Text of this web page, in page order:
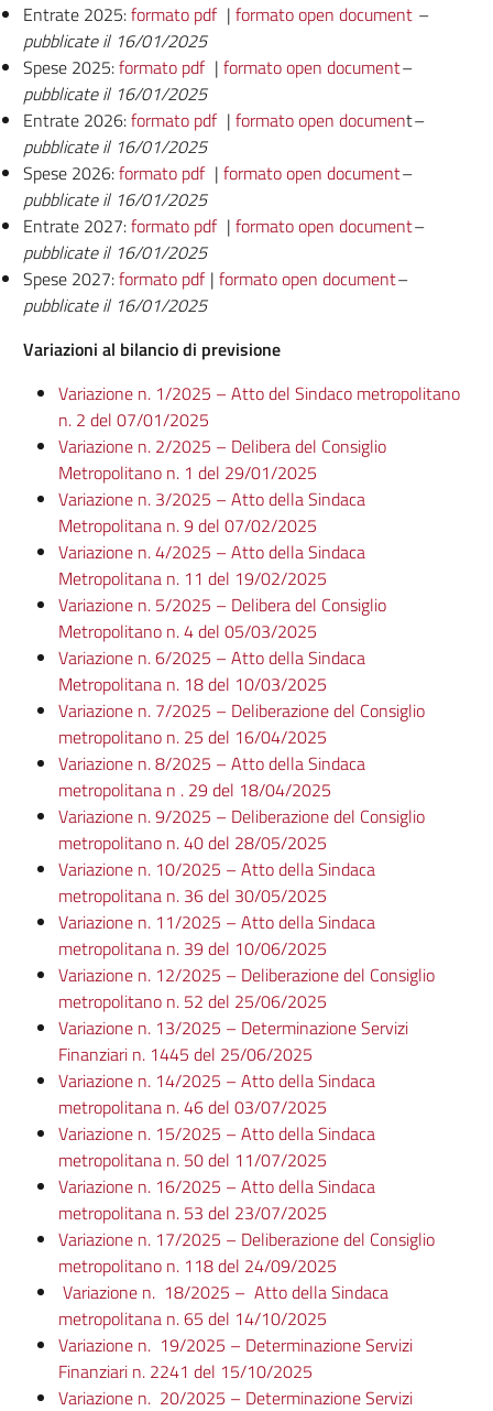
Entrate 2025:formato pdf | formato open document –
pubblicate il 16/01/2025
Spese 2025:formato pdf | formato open document–
pubblicate il 16/01/2025
Entrate 2026:formato pdf | formato open document–
pubblicate il 16/01/2025
Spese 2026:formato pdf | formato open document–
pubblicate il 16/01/2025
Entrate 2027:formato pdf | formato open document–
pubblicate il 16/01/2025
Spese 2027:formato pdf | formato open document–
pubblicate il 16/01/2025
Variazioni al bilancio di previsione
Variazione n. 1/2025 – Atto del Sindaco metropolitano
n. 2 del 07/01/2025
Variazione n. 2/2025 – Delibera del Consiglio
Metropolitano n. 1 del 29/01/2025
Variazione n. 3/2025 – Atto della Sindaca
Metropolitana n. 9 del 07/02/2025
Variazione n. 4/2025 – Atto della Sindaca
Metropolitana n. 11 del 19/02/2025
Variazione n. 5/2025 – Delibera del Consiglio
Metropolitano n. 4 del 05/03/2025
Variazione n. 6/2025 – Atto della Sindaca
Metropolitana n. 18 del 10/03/2025
Variazione n. 7/2025 – Deliberazione del Consiglio
metropolitano n. 25 del 16/04/2025
Variazione n. 8/2025 – Atto della Sindaca
metropolitana n . 29 del 18/04/2025
Variazione n. 9/2025 – Deliberazione del Consiglio
metropolitano n. 40 del 28/05/2025
Variazione n. 10/2025 – Atto della Sindaca
metropolitana n. 36 del 30/05/2025
Variazione n. 11/2025 – Atto della Sindaca
metropolitana n. 39 del 10/06/2025
Variazione n. 12/2025 – Deliberazione del Consiglio
metropolitano n. 52 del 25/06/2025
Variazione n. 13/2025 – Determinazione Servizi
Finanziari n. 1445 del 25/06/2025
Variazione n. 14/2025 – Atto della Sindaca
metropolitana n. 46 del 03/07/2025
Variazione n. 15/2025 – Atto della Sindaca
metropolitana n. 50 del 11/07/2025
Variazione n. 16/2025 – Atto della Sindaca
metropolitana n. 53 del 23/07/2025
Variazione n. 17/2025 – Deliberazione del Consiglio
metropolitano n. 118 del 24/09/2025
Variazione n. 18/2025 – Atto della Sindaca
metropolitana n. 65 del 14/10/2025
Variazione n. 19/2025 – Determinazione Servizi
Finanziari n. 2241 del 15/10/2025
Variazione n. 20/2025 – Determinazione Servizi